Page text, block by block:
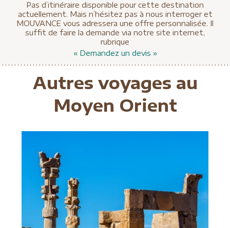
Pas d’itinéraire disponible pour cette destination
actuellement. Mais n’hésitez pas à nous interroger et
MOUVANCE vous adressera une offre personnalisée. Il
suffit de faire la demande via notre site internet,
rubrique
« Demandez un devis »
Autres voyages au
Moyen Orient